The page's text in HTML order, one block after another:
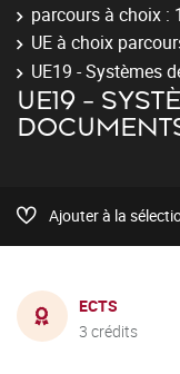
parcours à choix :
UE à choix
UE19 - Systèmes
UE19 -
Ajouter à la
ECTS
3 crédits